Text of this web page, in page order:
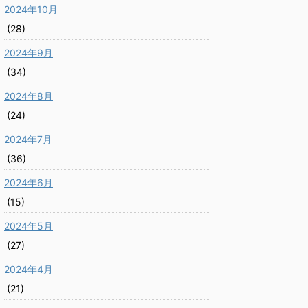
2024年10月
(28)
2024年9月
(34)
2024年8月
(24)
2024年7月
(36)
2024年6月
(15)
2024年5月
(27)
2024年4月
(21)